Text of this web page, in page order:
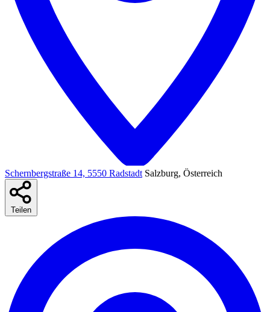
Schernbergstraße 14, 5550 Radstadt Salzburg, Österreich
Teilen